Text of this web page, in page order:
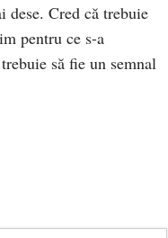
Cred că trebuie
pentru ce s-a
să fie un semnal